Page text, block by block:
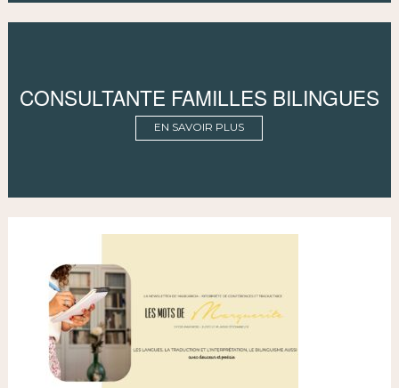
CONSULTANTE FAMILLES BILINGUES
EN SAVOIR PLUS